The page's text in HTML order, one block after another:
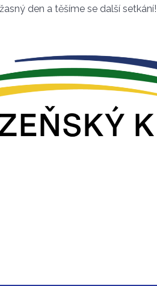
den a těšíme se další setkání!